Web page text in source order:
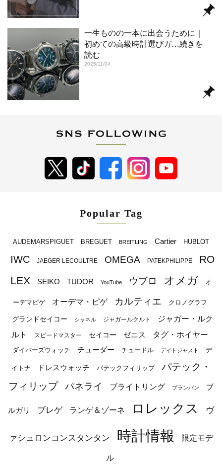
一生ものの一本に出会うために｜
初めての高級時計選びガ…続きを
読む
2025/11/04
Popular Tag
AUDEMARSPIGUET BREGUET BREITLING Cartier HUBLOT
IWC JAEGER LECOULTRE OMEGA PATEKPHILIPPE
RO
LEX
SEIKO TUDOR YouTube ウブロ オメガ オ
ーデマピゲ オーデマ・ピゲ カルティエ クロノグラフ
グランドセイコー シャネル ジャガールクルト
ジャガー・ルク
ルト
スピードマスター セイコー ゼニス タグ・ホイヤー
ダイバーズウォッチ チューダー チュードル デイトジャスト デ
イトナ ドレスウォッチ パテックフィリップ
パテック・
フィリップ
パネライ ブライトリング ブランパン ブ
ルガリ ブレゲ ランゲ＆ゾーネ ロレックス ヴ
ァシュロンコンスタンタン 時計情報 限定モデ
ル